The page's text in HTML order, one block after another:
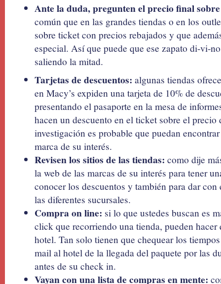
Ante la duda, pregunten el precio final
común que en las grandes tiendas o en los
sobre ticket con precios rebajados y que
especial. Así que puede que ese zapato di-vi-
saliendo la mitad.
Tarjetas de descuentos: algunas tiendas
en Macy’s expiden una tarjeta de 10% de
presentando el pasaporte en la mesa de
hacen un descuento en el ticket sobre el
investigación es probable que puedan
marca de su interés.
Revisen los sitios de las tiendas: como dije
la web de las marcas de su interés para tener
conocer los descuentos y también para dar con
las diferentes sucursales.
Compra on line: si lo que ustedes buscan es
click que recorriendo una tienda, pueden hacer
hotel. Tan solo tienen que chequear los
mail al hotel de la llegada del paquete por las
antes de su check in.
Vayan con una lista de compras en mente: